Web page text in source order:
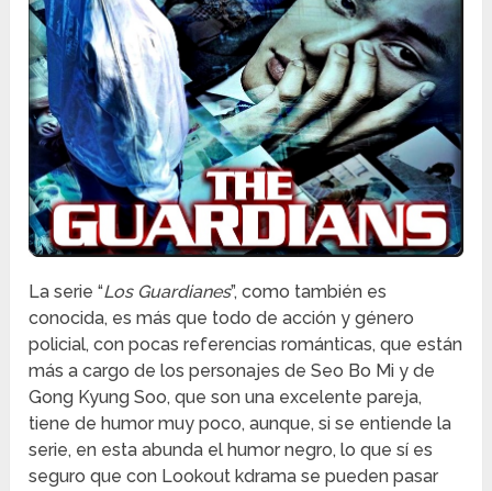
La serie “Los Guardianes”, como también es
conocida, es más que todo de acción y género
policial, con pocas referencias románticas, que están
más a cargo de los personajes de Seo Bo Mi y de
Gong Kyung Soo, que son una excelente pareja,
tiene de humor muy poco, aunque, si se entiende la
serie, en esta abunda el humor negro, lo que sí es
seguro que con Lookout kdrama se pueden pasar